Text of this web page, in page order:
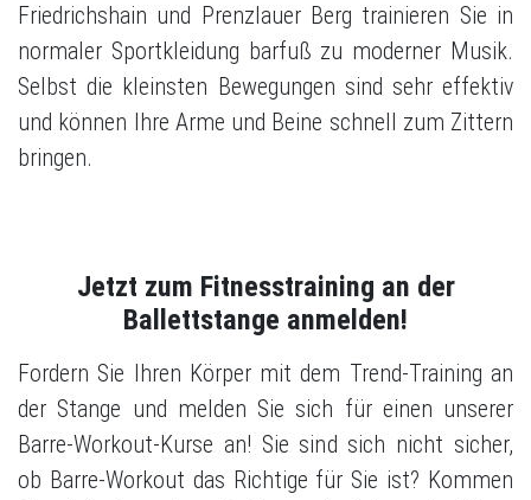
Friedrichshain und Prenzlauer Berg trainieren Sie in
normaler Sportkleidung barfuß zu moderner Musik.
Selbst die kleinsten Bewegungen sind sehr effektiv
und können Ihre Arme und Beine schnell zum Zittern
bringen.
Jetzt zum Fitnesstraining an der
Ballettstange anmelden!
Fordern Sie Ihren Körper mit dem Trend-Training an
der Stange und melden Sie sich für einen unserer
Barre-Workout-Kurse an! Sie sind sich nicht sicher,
ob Barre-Workout das Richtige für Sie ist? Kommen